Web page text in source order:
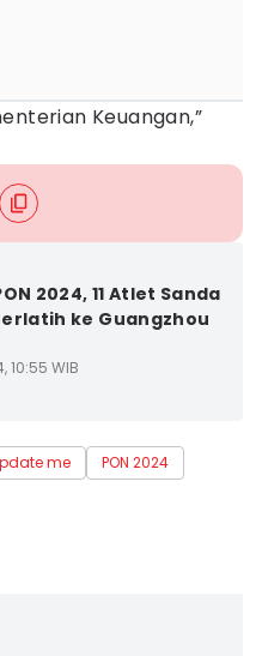
Keuangan,”
2024, 11 Atlet Sanda
ke Guangzhou
10:55 WIB
me PON 2024